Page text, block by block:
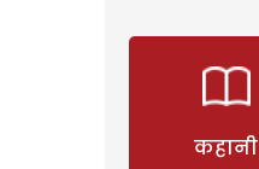
कहानी